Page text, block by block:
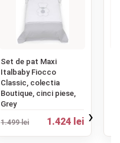
Set de pat Maxi
Italbaby Fiocco
Classic, colectia
Boutique, cinci piese,
Grey
1.499 lei 1.424 lei ›